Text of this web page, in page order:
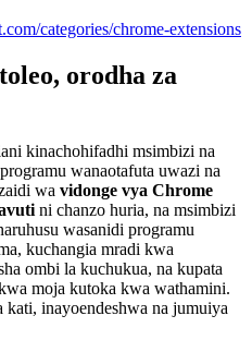
categories/chrome-extensions
orodha za
kinachohifadhi msimbizi na
wanaotafuta uwazi na
wa vidonge vya Chrome
ni chanzo huria, na msimbizi
wasanidi programu
kuchangia mradi kwa
ombi la kuchukua, na kupata
moja kutoka kwa wathamini.
inayoendeshwa na jumuiya